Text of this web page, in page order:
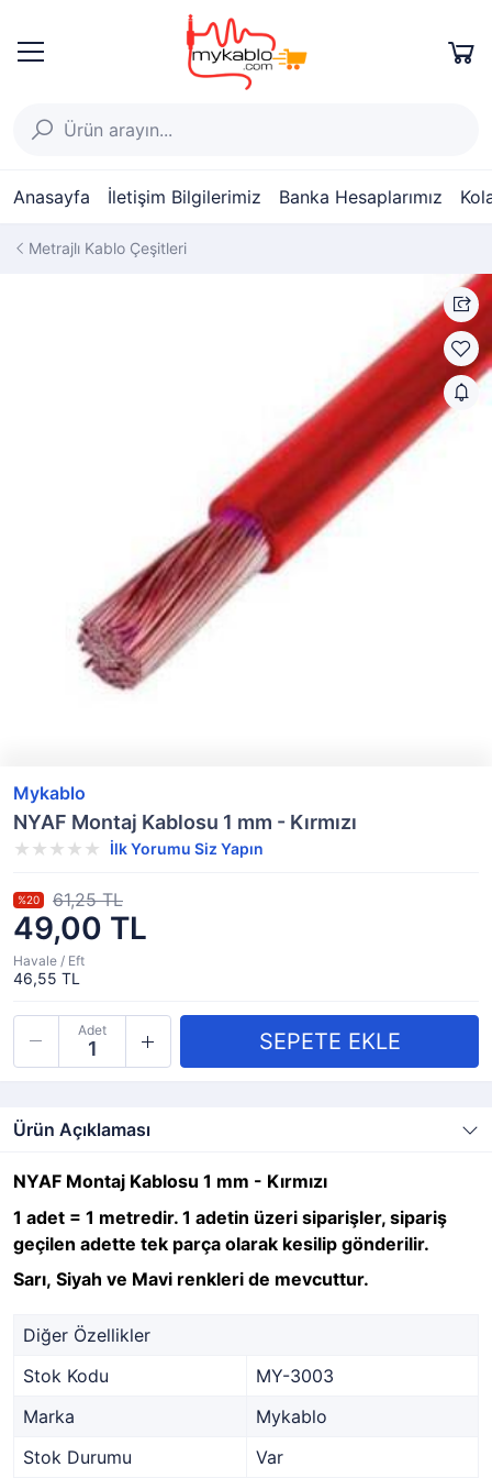
Anasayfa İletişim Bilgilerimiz Banka Hesaplarımız
Metrajlı Kablo Çeşitleri
Mykablo
NYAF Montaj Kablosu 1 mm - Kırmızı
İlk Yorumu Siz Yapın
49,00 TL
%20 61,25 TL
Havale / Eft
46,55 TL
Adet
Ürün Açıklaması
NYAF Montaj Kablosu 1 mm - Kırmızı
1 adet = 1 metredir. 1 adetin üzeri siparişler, sipariş
geçilen adette tek parça olarak kesilip gönderilir.
Sarı, Siyah ve Mavi renkleri de mevcuttur.
Diğer Özellikler
Stok Kodu
MY-3003
Marka
Mykablo
Stok Durumu
Var